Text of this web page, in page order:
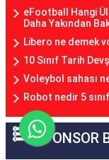
eFootball Hangi
Daha Yakından
Libero ne demek
10 Sınıf Tarih
Voleybol sahası
Robot nedir 5
SPONSOR